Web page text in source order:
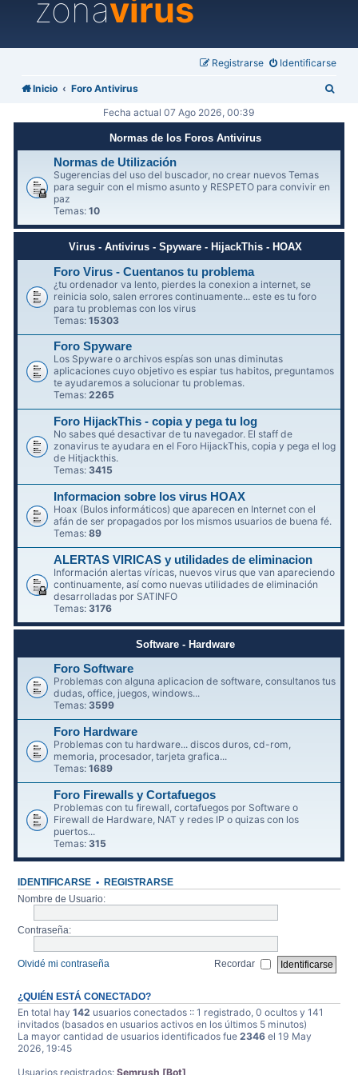
zonavirus
Identificarse
Registrarse
Inicio Foro Antivirus
c
Fecha actual 07 Ago 2026, 00:39
Normas de los Foros Antivirus
Normas de Utilización
Sugerencias del uso del buscador, no crear nuevos Temas
para seguir con el mismo asunto y RESPETO para convivir en
paz
Temas:10
Virus - Antivirus - Spyware - HijackThis - HOAX
Foro Virus - Cuentanos tu problema
¿tu ordenador va lento, pierdes la conexion a internet, se
reinicia solo, salen errores continuamente... este es tu foro
para tu problemas con los virus
Temas:15303
Foro Spyware
Los Spyware o archivos espías son unas diminutas
aplicaciones cuyo objetivo es espiar tus habitos, preguntamos
te ayudaremos a solucionar tu problemas.
Temas:2265
Foro HijackThis - copia y pega tu log
No sabes qué desactivar de tu navegador. El staff de
zonavirus te ayudara en el Foro HijackThis, copia y pega el log
de Hitjackthis.
Temas: 3415
Informacion sobre los virus HOAX
Hoax (Bulos informáticos) que aparecen en Internet con el
afán de ser propagados por los mismos usuarios de buena fé.
Temas:89
ALERTAS VIRICAS y utilidades de eliminacion
Información alertas víricas, nuevos virus que van apareciendo
continuamente, así como nuevas utilidades de eliminación
desarrolladas por SATINFO
Temas:3176
Software - Hardware
Foro Software
Problemas con alguna aplicacion de software, consultanos tus
dudas, office, juegos, windows...
Temas: 3599
Foro Hardware
Problemas con tu hardware... discos duros, cd-rom,
memoria, procesador, tarjeta grafica...
Temas:1689
Foro Firewalls y Cortafuegos
Problemas con tu firewall, cortafuegos por Software o
Firewall de Hardware, NAT y redes IP o quizas con los
puertos...
Temas:315
IDENTIFICARSE • REGISTRARSE
Nombre de Usuario:
Contraseña:
Olvidé mi contraseña Recordar
¿QUIÉN ESTÁ CONECTADO?
En total hay142 usuarios conectados :: 1 registrado, 0 ocultos y 141
invitados (basados en usuarios activos en los últimos 5 minutos)
La mayor cantidad de usuarios identificados fue2346 el 19 May
2026, 19:45
Usuarios registrados:Semrush [Bot]